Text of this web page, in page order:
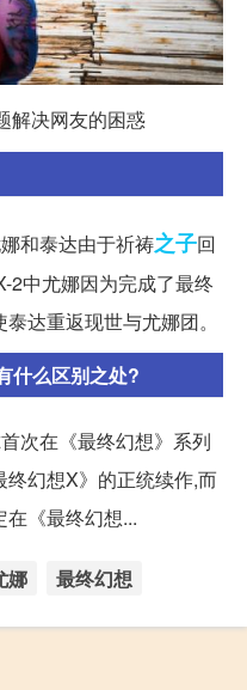
解决网友的困惑
和泰达由于祈祷之子回
2中尤娜因为完成了最终
达重返现世与尤娜团。
什么区别之处?
次在《最终幻想》系列
幻想X》的正统续作,而
《最终幻想...
娜 最终幻想